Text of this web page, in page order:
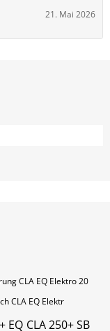
21. Mai 2026
CLA EQ Elektro 20
CLA EQ Elektr
EQ CLA 250+ SB